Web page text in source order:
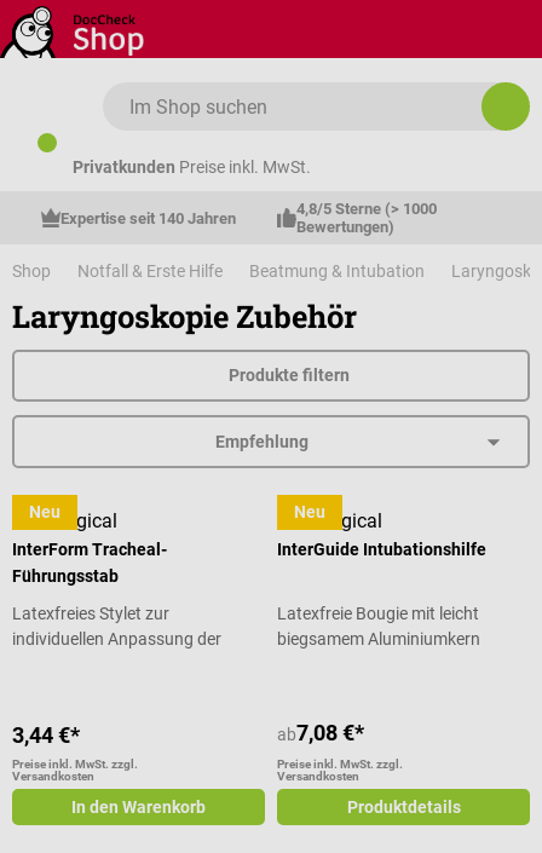
Zum Hauptinhalt springen
Privatkunden Preise inkl. MwSt.
Expertise seit 140 Jahren
4,8/5 Sterne (> 1000
Bewertungen)
Shop Notfall & Erste Hilfe Beatmung & Intubation
Laryngoskopie Zubehör
Produkte filtern
Neu
Intersurgical
InterForm Tracheal-
Führungsstab
Latexfreies Stylet zur
individuellen Anpassung der
3,44 €*
Preise inkl. MwSt. zzgl.
Versandkosten
In den Warenkorb
Neu
Intersurgical
InterGuide Intubationshilfe
Latexfreie Bougie mit leicht
biegsamem Aluminiumkern
ab7,08 €*
Preise inkl. MwSt. zzgl.
Versandkosten
Produktdetails